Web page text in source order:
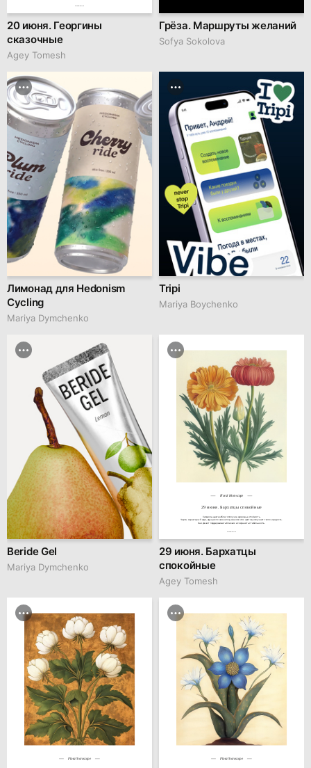
20 июня. Георгины
сказочные
Agey Tomesh
Грёза. Маршруты желаний
Sofya Sokolova
Лимонад для Hedonism
Cycling
Mariya Dymchenko
Tripi
Mariya Boychenko
Beride Gel
Mariya Dymchenko
Floral Horoscope
29 июня. Бархатцы спокойные
Символы цветка: Благополучие, здоровье, стойкость.
Черты характера: Люди, идущие по жизни под знаком этих цветов, излучают тепло и радость.
Они умеют поддерживать близких и сохранять стабильность.
29 июня. Бархатцы
спокойные
Agey Tomesh
Floral horoscope Floral horoscope